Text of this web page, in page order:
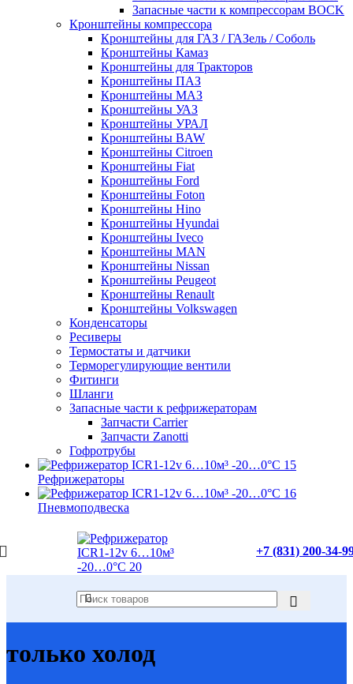
Запасные части к компрессорам BOCK
Кронштейны компрессора
Кронштейны для ГАЗ / ГАЗель / Соболь
Кронштейны Камаз
Кронштейны для Тракторов
Кронштейны ПАЗ
Кронштейны МАЗ
Кронштейны УАЗ
Кронштейны УРАЛ
Кронштейны BAW
Кронштейны Citroen
Кронштейны Fiat
Кронштейны Ford
Кронштейны Foton
Кронштейны Hino
Кронштейны Hyundai
Кронштейны Iveco
Кронштейны MAN
Кронштейны Nissan
Кронштейны Peugeot
Кронштейны Renault
Кронштейны Volkswagen
Конденсаторы
Ресиверы
Термостаты и датчики
Терморегулирующие вентили
Фитинги
Шланги
Запасные части к рефрижераторам
Запчасти Carrier
Запчасти Zanotti
Гофротрубы
Рефрижераторы
Пневмоподвеска
+7 (831) 200-34-
только холод